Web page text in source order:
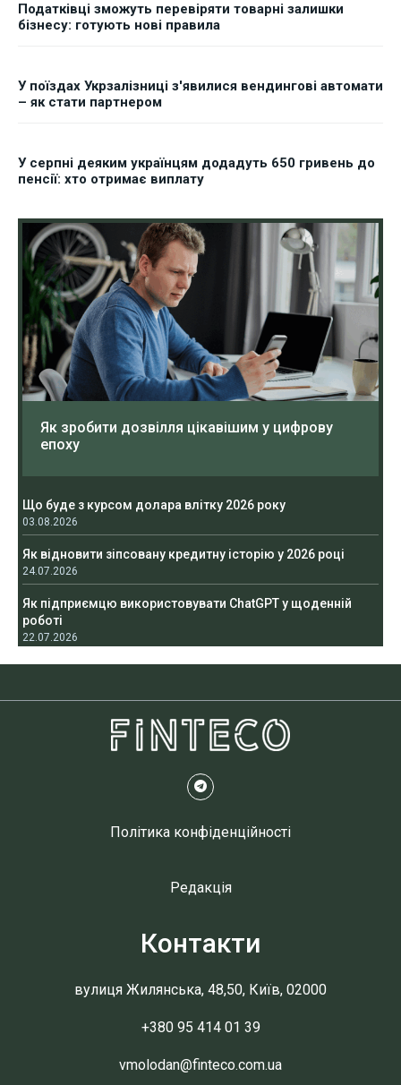
Податківці зможуть перевіряти товарні залишки
бізнесу: готують нові правила
У поїздах Укрзалізниці з'явилися вендингові автомати
– як стати партнером
У серпні деяким українцям додадуть 650 гривень до
пенсії: хто отримає виплату
Як зробити дозвілля цікавішим у цифрову
епоху
Що буде з курсом долара влітку 2026 року
03.08.2026
Як відновити зіпсовану кредитну історію у 2026 році
24.07.2026
Як підприємцю використовувати ChatGPT у щоденній
роботі
22.07.2026
Політика конфіденційності
Редакція
Контакти
вулиця Жилянська, 48,50, Київ, 02000
+380 95 414 01 39
vmolodan@finteco.com.ua